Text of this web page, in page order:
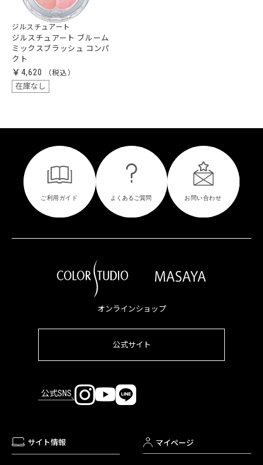
ジルスチュアート
ジルスチュアート ブルーム
ミックスブラッシュ コンパ
クト
￥4,620
在庫なし
オンラインショップ
公式サイト
公式SNS
サイト情報 マイページ